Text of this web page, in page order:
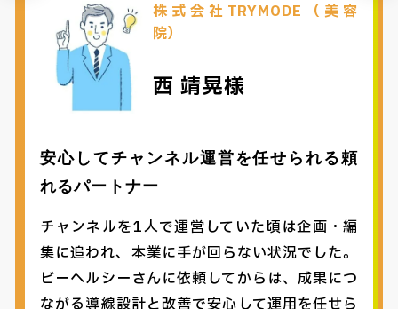
株式会社TRYMODE（美容
院）
西 靖晃様
安心してチャンネル運営を任せられる頼
れるパートナー
チャンネルを1人で運営していた頃は企画・編
集に追われ、本業に手が回らない状況でした。
ビーヘルシーさんに依頼してからは、成果につ
ながる導線設計と改善で安心して運用を任せら